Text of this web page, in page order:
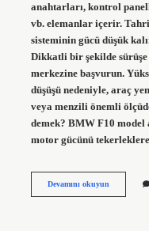
anahtarları, kontrol
vb. elemanlar içerir.
sisteminin gücü düşük
Dikkatli bir şekilde
merkezine başvurun.
düşüşü nedeniyle, araç
veya menzili önemli
demek? BMW F10
motor gücünü
Devamını okuyunBmw